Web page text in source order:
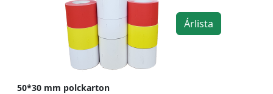
Árlista
50*30 mm polckarton